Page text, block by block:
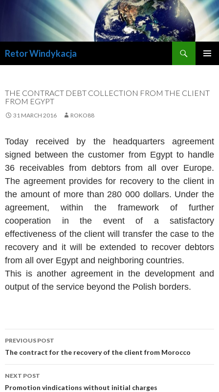
Retor Windykacja
THE CONTRACT DEBT COLLECTION FROM THE CLIENT
FROM EGYPT
31 MARCH 2016 ROKO88
Today received by the headquarters agreement
signed between the customer from Egypt to handle
36 receivables from debtors from all over Europe.
The agreement provides for recovery to the client in
the amount of more than 280 000 dollars. Under the
agreement, within the framework of further
cooperation in the event of a satisfactory
effectiveness of the client will transfer the case to the
recovery and it will be extended to recover debtors
from all over Egypt and neighboring countries.
This is another agreement in the development and
output of the service beyond the Polish borders.
Post
navigation
PREVIOUS POST
The contract for the recovery of the client from Morocco
NEXT POST
Promotion vindications without initial charges